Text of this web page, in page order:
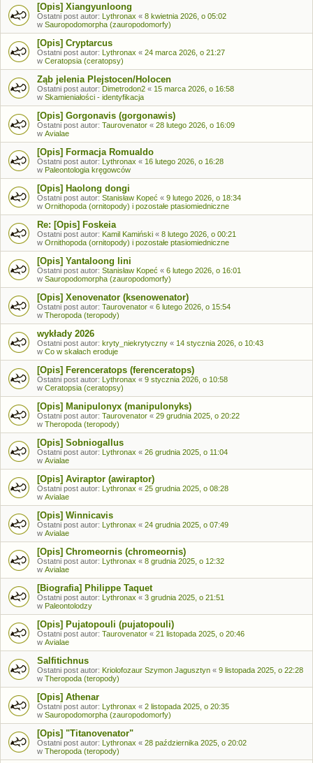
[Opis] Xiangyunloong
Ostatni post autor: Lythronax « 8 kwietnia 2026, o 05:02
w Sauropodomorpha (zauropodomorfy)
[Opis] Cryptarcus
Ostatni post autor: Lythronax « 24 marca 2026, o 21:27
w Ceratopsia (ceratopsy)
Ząb jelenia Plejstocen/Holocen
Ostatni post autor: Dimetrodon2 « 15 marca 2026, o 16:58
w Skamieniałości - identyfikacja
[Opis] Gorgonavis (gorgonawis)
Ostatni post autor: Taurovenator « 28 lutego 2026, o 16:09
w Avialae
[Opis] Formacja Romualdo
Ostatni post autor: Lythronax « 16 lutego 2026, o 16:28
w Paleontologia kręgowców
[Opis] Haolong dongi
Ostatni post autor: Stanisław Kopeć « 9 lutego 2026, o 18:34
w Ornithopoda (ornitopody) i pozostałe ptasiomiedniczne
Re: [Opis] Foskeia
Ostatni post autor: Kamil Kamiński « 8 lutego 2026, o 00:21
w Ornithopoda (ornitopody) i pozostałe ptasiomiedniczne
[Opis] Yantaloong lini
Ostatni post autor: Stanisław Kopeć « 6 lutego 2026, o 16:01
w Sauropodomorpha (zauropodomorfy)
[Opis] Xenovenator (ksenowenator)
Ostatni post autor: Taurovenator « 6 lutego 2026, o 15:54
w Theropoda (teropody)
wykłady 2026
Ostatni post autor: kryty_niekrytyczny « 14 stycznia 2026, o 10:43
w Co w skałach eroduje
[Opis] Ferenceratops (ferenceratops)
Ostatni post autor: Lythronax « 9 stycznia 2026, o 10:58
w Ceratopsia (ceratopsy)
[Opis] Manipulonyx (manipulonyks)
Ostatni post autor: Taurovenator « 29 grudnia 2025, o 20:22
w Theropoda (teropody)
[Opis] Sobniogallus
Ostatni post autor: Lythronax « 26 grudnia 2025, o 11:04
w Avialae
[Opis] Aviraptor (awiraptor)
Ostatni post autor: Lythronax « 25 grudnia 2025, o 08:28
w Avialae
[Opis] Winnicavis
Ostatni post autor: Lythronax « 24 grudnia 2025, o 07:49
w Avialae
[Opis] Chromeornis (chromeornis)
Ostatni post autor: Lythronax « 8 grudnia 2025, o 12:32
w Avialae
[Biografia] Philippe Taquet
Ostatni post autor: Lythronax « 3 grudnia 2025, o 21:51
w Paleontolodzy
[Opis] Pujatopouli (pujatopouli)
Ostatni post autor: Taurovenator « 21 listopada 2025, o 20:46
w Avialae
Salfitichnus
Ostatni post autor: Kriolofozaur Szymon Jagusztyn « 9 listopada 2025, o 22:28
w Theropoda (teropody)
[Opis] Athenar
Ostatni post autor: Lythronax « 2 listopada 2025, o 20:35
w Sauropodomorpha (zauropodomorfy)
[Opis] "Titanovenator"
Ostatni post autor: Lythronax « 28 października 2025, o 20:02
w Theropoda (teropody)